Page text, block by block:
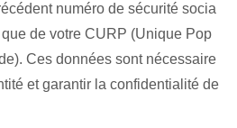
numéro de sécurité socia
que de votre CURP (Unique Pop
Ces⁤ données⁤ sont nécessaire
et garantir la ⁤confidentialité⁤ de